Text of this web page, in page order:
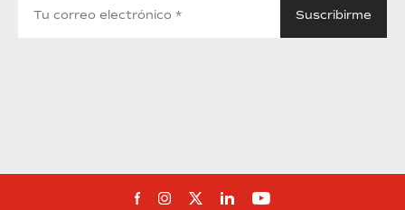
Síguenos en Facebook
Síguenos en Instagram
Síguenos en Twitter
Síguenos en Linkedin
Síguenos en